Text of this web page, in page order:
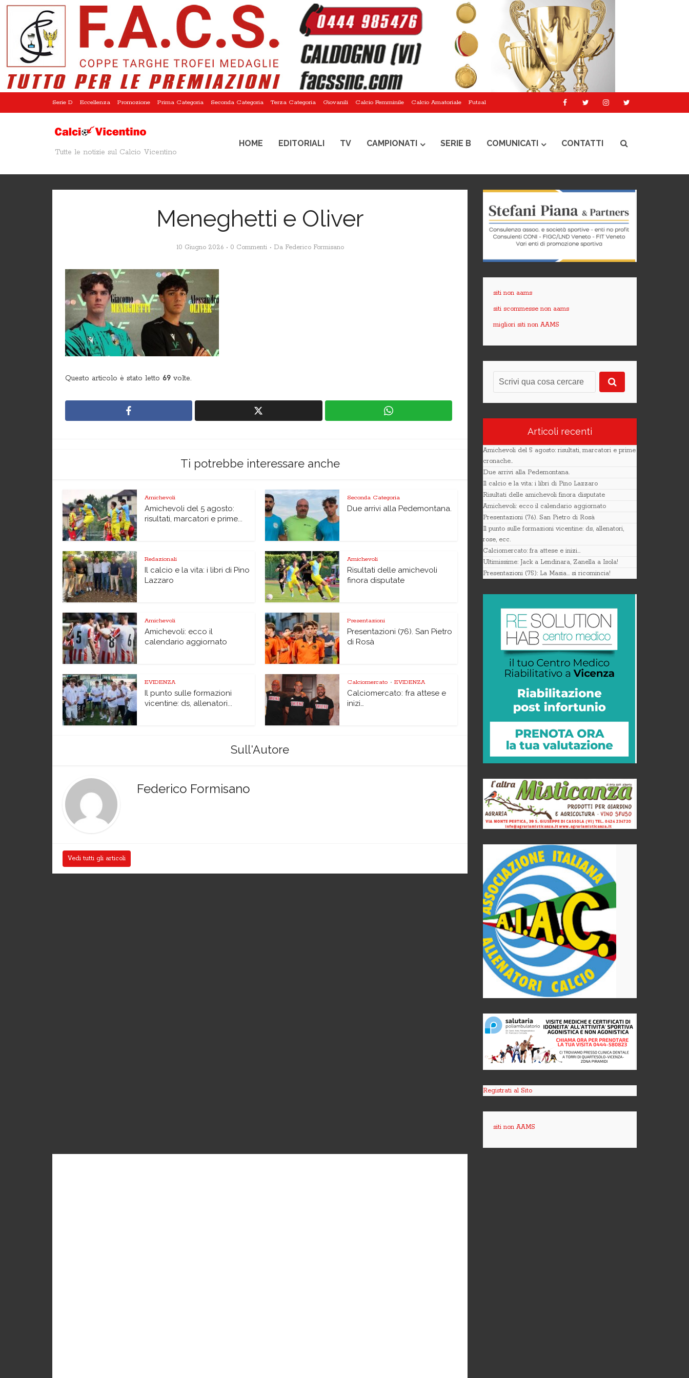
Serie D Eccellenza Promozione Prima Categoria Seconda Categoria Terza Categoria Giovanili Calcio Femminile Calcio Amatoriale Futsal
Tutte le notizie sul Calcio Vicentino
HOME EDITORIALI TV CAMPIONATI SERIE B COMUNICATI CONTATTI
Meneghetti e Oliver
10 Giugno 2026 0 Commenti Da Federico Formisano
Questo articolo è stato letto 69 volte.
Ti potrebbe interessare anche
Amichevoli
Amichevoli del 5 agosto:
risultati, marcatori e prime...
Seconda Categoria
Due arrivi alla Pedemontana.
Redazionali
Il calcio e la vita: i libri di Pino
Lazzaro
Amichevoli
Risultati delle amichevoli
finora disputate
Amichevoli
Amichevoli: ecco il
calendario aggiornato
Presentazioni
Presentazioni (76). San Pietro
di Rosà
EVIDENZA
Il punto sulle formazioni
vicentine: ds, allenatori...
Calciomercato • EVIDENZA
Calciomercato: fra attese e
inizi…
Sull'Autore
Federico Formisano
Vedi tutti gli articoli
siti non aams
siti scommesse non aams
migliori siti non AAMS
Articoli recenti
Amichevoli del 5 agosto: risultati, marcatori e prime
cronache..
Due arrivi alla Pedemontana.
Il calcio e la vita: i libri di Pino Lazzaro
Risultati delle amichevoli finora disputate
Amichevoli: ecco il calendario aggiornato
Presentazioni (76). San Pietro di Rosà
Il punto sulle formazioni vicentine: ds, allenatori,
rose, ecc.
Calciomercato: fra attese e inizi…
Ultimissime: Jack a Lendinara, Zanella a Isola!
Presentazioni (75): La Masia… si ricomincia!
Registrati al Sito
siti non AAMS